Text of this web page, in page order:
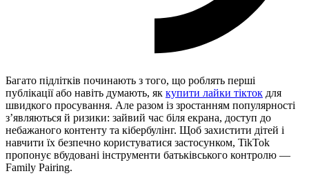
Багато підлітків починають з того, що роблять перші
публікації або навіть думають, як купити лайки тікток для
швидкого просування. Але разом із зростанням популярності
з’являються й ризики: зайвий час біля екрана, доступ до
небажаного контенту та кібербулінг. Щоб захистити дітей і
навчити їх безпечно користуватися застосунком, TikTok
пропонує вбудовані інструменти батьківського контролю —
Family Pairing.